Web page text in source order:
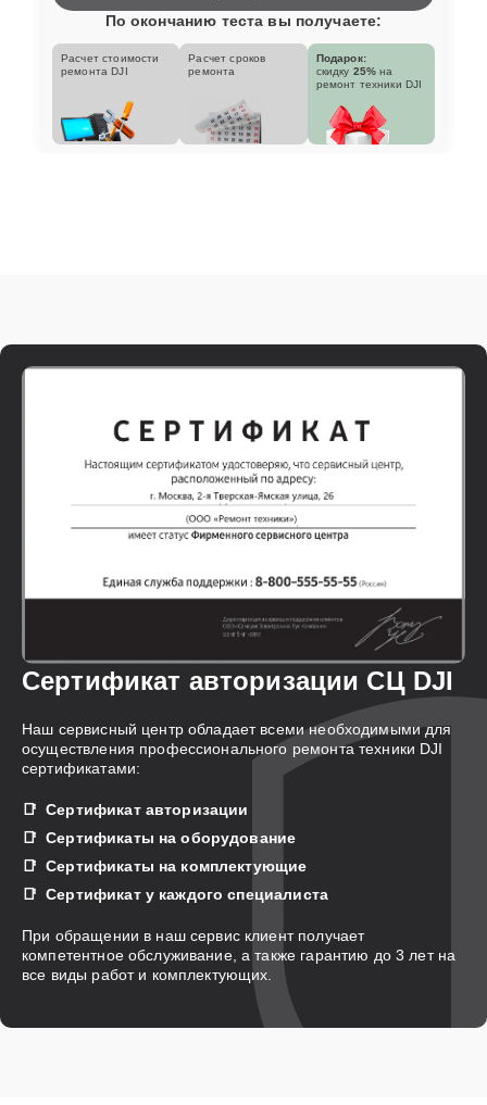
По окончанию теста вы получаете:
Расчет стоимости
ремонта DJI
Расчет сроков
ремонта
Подарок:
скидку 25% на
ремонт техники DJI
Сертификат авторизации СЦ DJI
Наш сервисный центр обладает всеми необходимыми для
осуществления профессионального ремонта техники DJI
сертификатами:
Сертификат авторизации
Сертификаты на оборудование
Сертификаты на комплектующие
Сертификат у каждого специалиста
При обращении в наш сервис клиент получает
компетентное обслуживание, а также гарантию до 3 лет на
все виды работ и комплектующих.